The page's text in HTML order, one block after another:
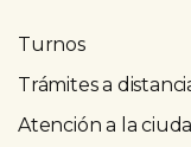
Turnos
Trámites a
Atención a la